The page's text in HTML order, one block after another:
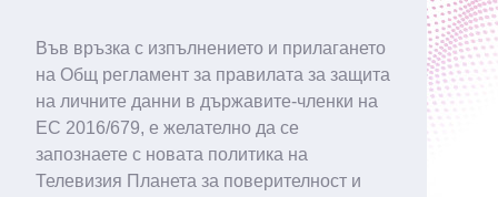
Във връзка с изпълнението и прилагането
на Общ регламент за правилата за защита
на личните данни в държавите-членки на
ЕС 2016/679, е желателно да се
запознаете с новата политика на
Телевизия Планета за поверителност и